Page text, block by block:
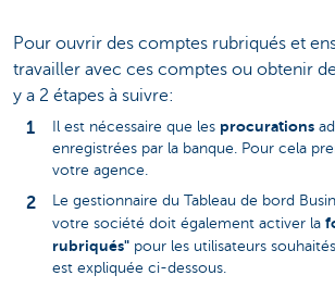
Pour ouvrir des comptes rubriqués et
travailler avec ces comptes ou obtenir
y a 2 étapes à suivre:
Il est nécessaire que les procurations
enregistrées par la banque. Pour cela
votre agence.
Le gestionnaire du Tableau de bord
votre société doit également activer la
rubriqués" pour les utilisateurs
est expliquée ci-dessous.